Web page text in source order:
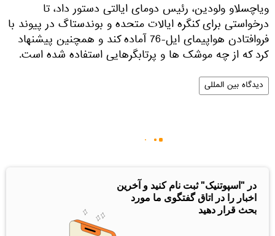
ویاچسلاو ولودین، رئیس دومای ایالتی دستور داد، تا
درخواستی برای کنگره ایالات متحده و بوندستاگ در پیوند با
فروافتادن هواپیمای ایل-76 آماده کند و همچنین پیشنهاد
کرد که از چه موشک ها و پرتابگرهایی استفاده شده است.
دیدگاه بین المللی
در "اسپوتنیک" ثبت نام کنید و آخرین
اخبار را در اتاق گفتگوی ما مورد
بحث قرار دهید